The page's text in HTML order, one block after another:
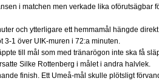
i matchen men verkade lika
och ytterligare ett hemmamål hängde
3-1 över UIK-muren i 72:a minuten.
till mål som med tränarögon inte ska få
Silke Rottenberg i målet i andra halvlek.
finish. Ett Umeå-mål skulle plötsligt